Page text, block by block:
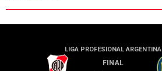
LIGA PROFESIONAL ARGENTINA
FINAL